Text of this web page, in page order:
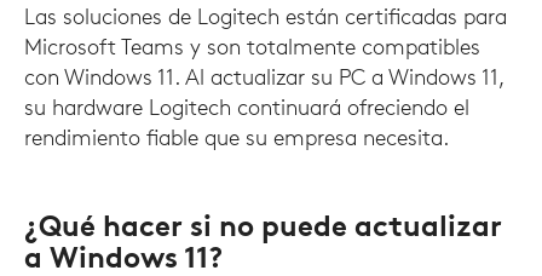
Las soluciones de Logitech están certificadas para
Microsoft Teams y son totalmente compatibles
con Windows 11. Al actualizar su PC a Windows 11,
su hardware Logitech continuará ofreciendo el
rendimiento fiable que su empresa necesita.
¿Qué hacer si no puede actualizar
a Windows 11?